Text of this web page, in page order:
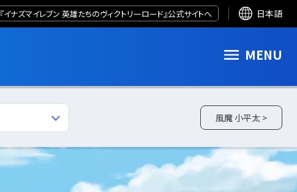
『イナズマイレブン 英雄たちのヴィクトリーロード』公式サイトへ 日本語
MENU
風魔 小平太 >